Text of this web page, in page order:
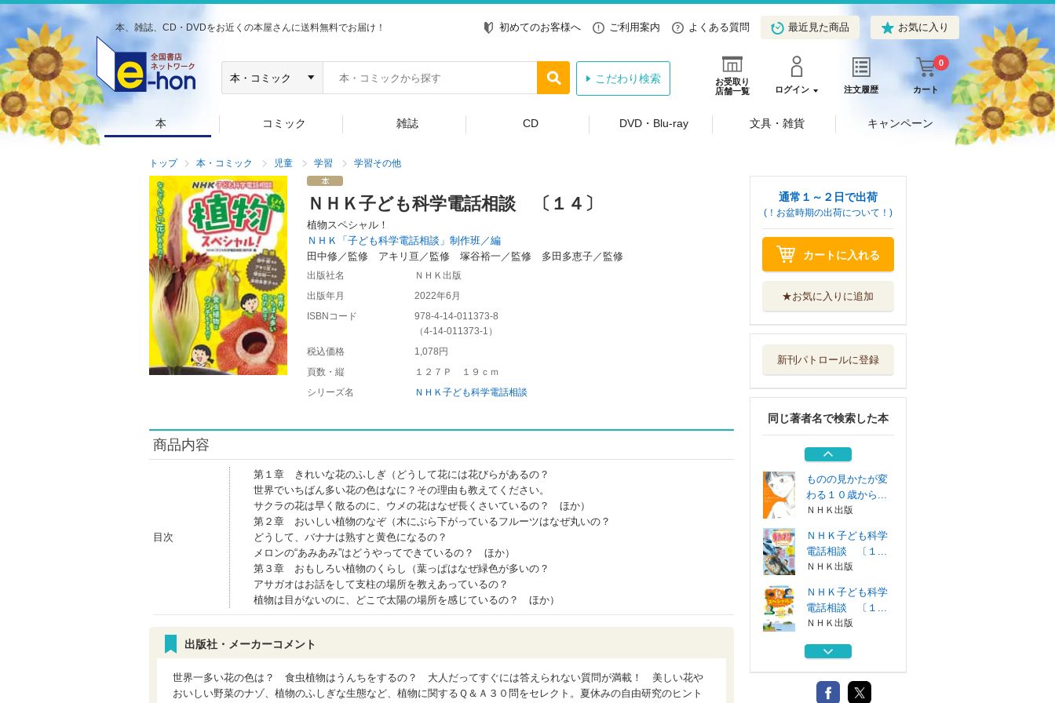
本、雑誌、CD・DVDをお近くの本屋さんに送料無料でお届け！ 初めてのお客様へ ご利用案内 よくある質問 最近見た商品 お気に入り
お受取り
店舗一覧
ログイン 注文履歴 カート
0
こだわり検索
本 コミック 雑誌 CD DVD・Blu-ray 文具・雑貨 キャンペーン
トップ 本・コミック 児童 学習 学習その他
ＮＨＫ子ども科学電話相談 〔１４〕
植物スペシャル！
ＮＨＫ「子ども科学電話相談」制作班／編
田中修／監修 アキリ亘／監修 塚谷裕一／監修 多田多恵子／監修
出版社名
ＮＨＫ出版
出版年月
2022年6月
ISBNコード
978-4-14-011373-8
（4-14-011373-1 ）
税込価格
1,078円
頁数・縦
１２７Ｐ １９ｃｍ
シリーズ名
ＮＨＫ子ども科学電話相談
商品内容
目次
第１章 きれいな花のふしぎ（どうして花には花びらがあるの？
世界でいちばん多い花の色はなに？その理由も教えてください。
サクラの花は早く散るのに、ウメの花はなぜ長くさいているの？ ほか）
第２章 おいしい植物のなぞ（木にぶら下がっているフルーツはなぜ丸いの？
どうして、バナナは熟すと黄色になるの？
メロンの“あみあみ”はどうやってできているの？ ほか）
第３章 おもしろい植物のくらし（葉っぱはなぜ緑色が多いの？
アサガオはお話をして支柱の場所を教えあっているの？
植物は目がないのに、どこで太陽の場所を感じているの？ ほか）
出版社・メーカーコメント
世界一多い花の色は？ 食虫植物はうんちをするの？ 大人だってすぐには答えられない質問が満載！ 美しい花や
おいしい野菜のナゾ、植物のふしぎな生態など、植物に関するＱ＆Ａ３０問をセレクト。夏休みの自由研究のヒント
通常１～２日で出荷
(！お盆時期の出荷について！)
カートに入れる
★お気に入りに追加
新刊パトロールに登録
同じ著者名で検索した本
ＮＨＫ子ども科学
電話相談 〔１...
ＮＨＫ子ども科学
ＮＨＫ出版
ＮＨＫ子ども科学
電話相談 〔１...
ＮＨＫ出版
ものの見かたが変
わる１０歳から...
ＮＨＫ出版
ＮＨＫ子ども科学
電話相談 〔１...
ＮＨＫ出版
ＮＨＫ子ども科学
電話相談 〔１...
ＮＨＫ出版
ＮＨＫ子ども科学
ＮＨＫ出版